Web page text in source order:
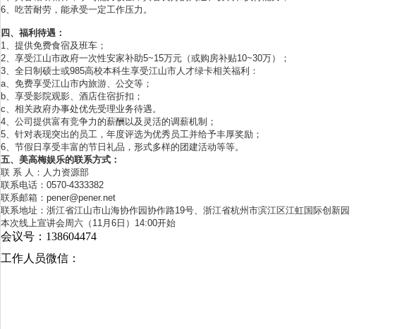
6、吃苦耐劳，能承受一定工作压力。
四、福利待遇：
1、提供免费食宿及班车；
2、享受江山市政府一次性安家补助5~15万元（或购房补贴10~30万）；
3、全日制硕士或985高校本科生享受江山市人才绿卡相关福利：
a、免费享受江山市内旅游、公交等；
b、享受影院观影、酒店住宿折扣；
c、相关政府办事处优先受理业务待遇。
4、公司提供富有竞争力的薪酬以及灵活的调薪机制；
5、针对表现突出的员工，年度评选为优秀员工并给予丰厚奖励；
6、节假日享受丰富的节日礼品，形式多样的团建活动等等。
五、美高梅娱乐的联系方式：
联 系 人：人力资源部
联系电话：0570-4333382
联系邮箱： pener@pener.net
联系地址：浙江省江山市山海协作园协作路19号、浙江省杭州市滨江区江虹国际创新园
本次线上宣讲会周六（11月6日）14:00开始
会议号：138604474
工作人员微信：